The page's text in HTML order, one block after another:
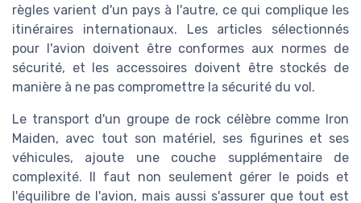
règles varient d'un pays à l'autre, ce qui complique les
itinéraires internationaux. Les articles sélectionnés
pour l'avion doivent être conformes aux normes de
sécurité, et les accessoires doivent être stockés de
manière à ne pas compromettre la sécurité du vol.
Le transport d'un groupe de rock célèbre comme Iron
Maiden, avec tout son matériel, ses figurines et ses
véhicules, ajoute une couche supplémentaire de
complexité. Il faut non seulement gérer le poids et
l'équilibre de l'avion, mais aussi s'assurer que tout est